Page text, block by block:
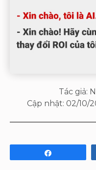
Tác giả:
Cập nhật: 02/10/